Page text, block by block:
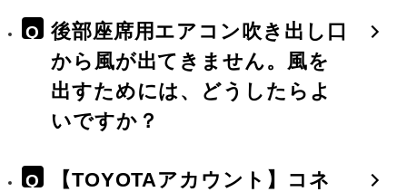
Q
後部座席用エアコン吹き出し口
から風が出てきません。風を
出すためには、どうしたらよ
いですか？
Q
【TOYOTAアカウント】コネ